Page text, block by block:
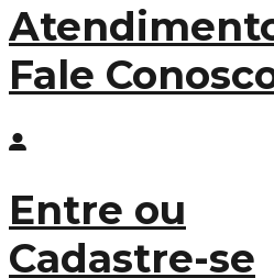
Fale
Entre ou
Cadastre-se